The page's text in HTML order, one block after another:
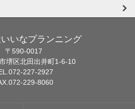
いなプランニング
〒590-0017
堺区北田出井町1-6-10
227-2927
229-8060